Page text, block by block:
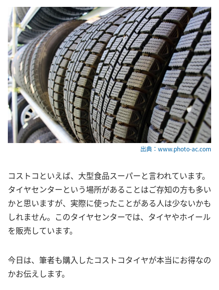
出典：www.photo-ac.com
コストコといえば、大型食品スーパーと言われています。
タイヤセンターという場所があることはご存知の方も多い
かと思いますが、実際に使ったことがある人は少ないかも
しれません。このタイヤセンターでは、タイヤやホイール
を販売しています。
今日は、筆者も購入したコストコタイヤが本当にお得なの
かお伝えします。